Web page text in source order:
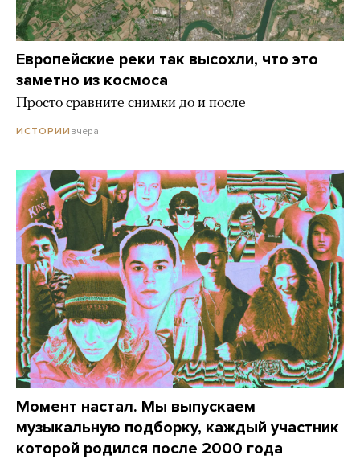
Европейские реки так высохли, что это
заметно из космоса
Просто сравните снимки до и после
ИСТОРИИ вчера
Момент настал. Мы выпускаем
музыкальную подборку, каждый участник
которой родился после 2000 года